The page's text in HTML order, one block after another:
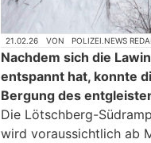
21.02.26 VON POLIZEI.NEWS
Nachdem sich die
entspannt hat, konnte
Bergung des
Die Lötschberg-
wird voraussichtlich ab